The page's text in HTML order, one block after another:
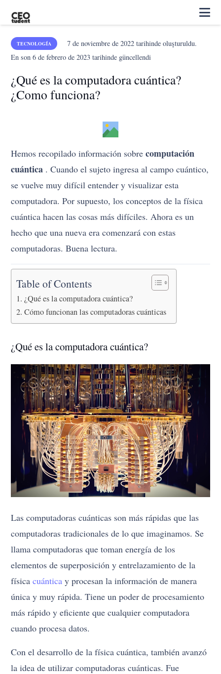
TECNOLOGÍA 7 de noviembre de 2022tarihinde oluşturuldu.
En son6 de febrero de 2023 tarihinde güncellendi
¿Qué es la computadora cuántica?
¿Como funciona?
Hemos recopilado información sobrecomputación
cuántica . Cuando el sujeto ingresa al campo cuántico,
se vuelve muy difícil entender y visualizar esta
computadora. Por supuesto, los conceptos de la física
cuántica hacen las cosas más difíciles. Ahora es un
hecho que una nueva era comenzará con estas
computadoras. Buena lectura.
Table of Contents
¿Qué es la computadora cuántica?
Cómo funcionan las computadoras cuánticas
¿Qué es la computadora cuántica?
Las computadoras cuánticas son más rápidas que las
computadoras tradicionales de lo que imaginamos. Se
llama computadoras que toman energía de los
elementos de superposición y entrelazamiento de la
físicacuántica y procesan la información de manera
única y muy rápida. Tiene un poder de procesamiento
más rápido y eficiente que cualquier computadora
cuando procesa datos.
Con el desarrollo de la física cuántica, también avanzó
la idea de utilizar computadoras cuánticas. Fue